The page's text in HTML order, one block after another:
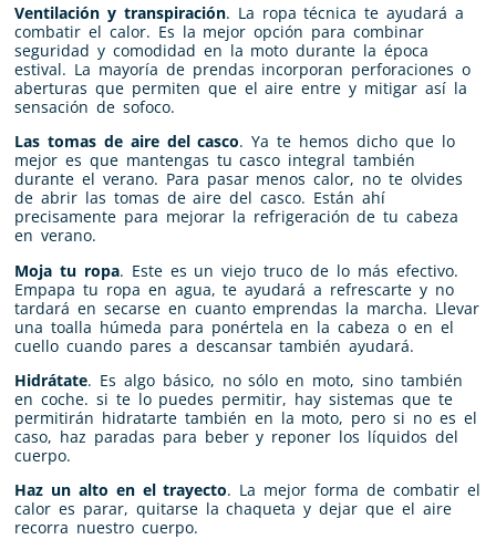
Ventilación y transpiración. La ropa técnica te ayudará a
combatir el calor. Es la mejor opción para combinar
seguridad y comodidad en la moto durante la época
estival. La mayoría de prendas incorporan perforaciones o
aberturas que permiten que el aire entre y mitigar así la
sensación de sofoco.
Las tomas de aire del casco. Ya te hemos dicho que lo
mejor es que mantengas tu casco integral también
durante el verano. Para pasar menos calor, no te olvides
de abrir las tomas de aire del casco. Están ahí
precisamente para mejorar la refrigeración de tu cabeza
en verano.
Moja tu ropa. Este es un viejo truco de lo más efectivo.
Empapa tu ropa en agua, te ayudará a refrescarte y no
tardará en secarse en cuanto emprendas la marcha. Llevar
una toalla húmeda para ponértela en la cabeza o en el
cuello cuando pares a descansar también ayudará.
Hidrátate. Es algo básico, no sólo en moto, sino también
en coche. si te lo puedes permitir, hay sistemas que te
permitirán hidratarte también en la moto, pero si no es el
caso, haz paradas para beber y reponer los líquidos del
cuerpo.
Haz un alto en el trayecto. La mejor forma de combatir el
calor es parar, quitarse la chaqueta y dejar que el aire
recorra nuestro cuerpo.